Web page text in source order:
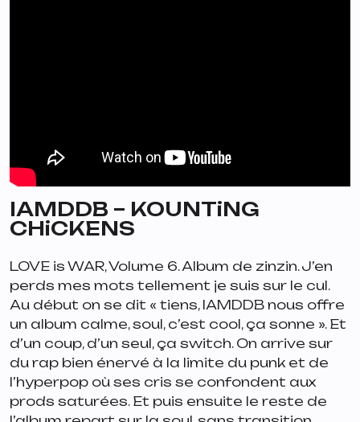
IAMDDB – KOUNTiNG
CHiCKENS
LOVE is WAR, Volume 6. Album de zinzin. J’en
perds mes mots tellement je suis sur le cul.
Au début on se dit « tiens, IAMDDB nous offre
un album calme, soul, c’est cool, ça sonne ». Et
d’un coup, d’un seul, ça switch. On arrive sur
du rap bien énervé à la limite du punk et de
l’hyperpop où ses cris se confondent aux
prods saturées. Et puis ensuite le reste de